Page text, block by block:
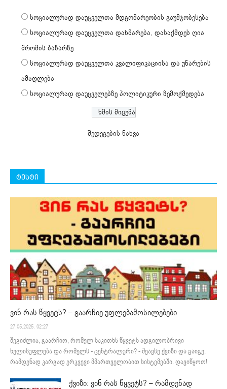
სოციალურად დაუცველთა მდგომარეობის გაუმჯობესება
სოციალურად დაუცველთა დახმარება, დასაქმდეს ღია
შრომის ბაზარზე
სოციალურად დაუცველთა კვალიფიკაციისა და უნარების
ამაღლება
სოციალურად დაუცველებზე პოლიტიკური ზემოქმედება
შედეგების ნახვა
ტესტი
ვინ რას წყვეტს? – გაარჩიე უფლებამოსილებები
27.05.2025. 02:27
შეგიძლია, გაარჩიო, რომელ საკითხს წყვეტს ადგილობრივი
ხელისუფლება და რომელს - ცენტრალური? - შეავსე ქვიზი და გაიგე,
რამდენად კარგად ერკვევი მმართველობით სისტემებში. დავიწყოთ!
ქვიზი: ვინ რას წყვეტს? – რამდენად